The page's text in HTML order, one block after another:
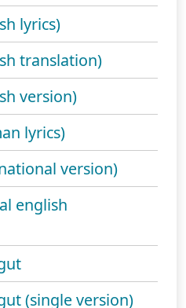
lyrics)
translation)
version)
lyrics)
version)
english
(single version)